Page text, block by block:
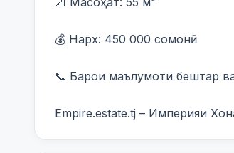
💰 Нарх: 450 000 сомонӣ
📞 Барои маълумоти бештар
Empire.estate.tj – Империяи